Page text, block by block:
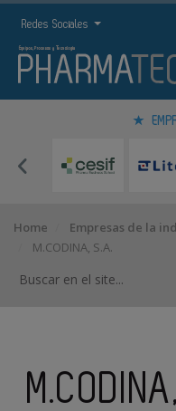
Redes Sociales
Home
Empresas de la
M.CODINA, S.A.